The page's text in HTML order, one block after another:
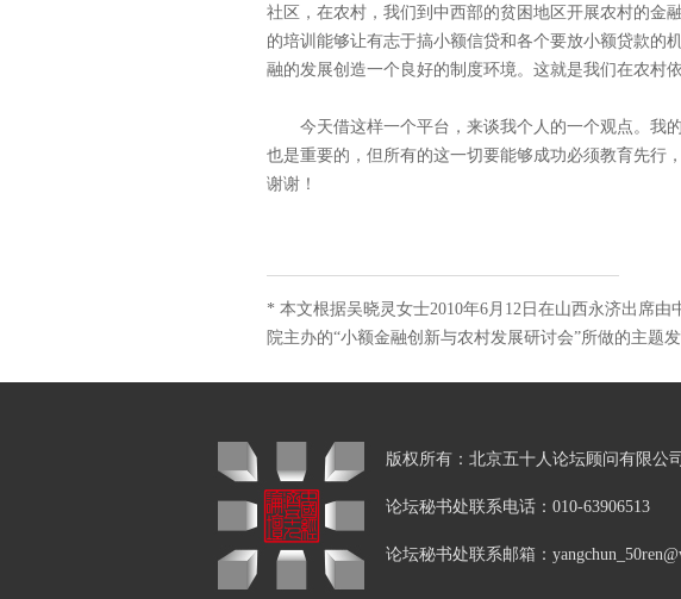
社区，在农村，我们到中西部的贫困地区开展农村的金
的培训能够让有志于搞小额信贷和各个要放小额贷款的
融的发展创造一个良好的制度环境。这就是我们在农村
今天借这样一个平台，来谈我个人的一个观点。我的
也是重要的，但所有的这一切要能够成功必须教育先行
谢谢！
* 本文根据吴晓灵女士2010年6月12日在山西永济出席
院主办的“小额金融创新与农村发展研讨会”所做的主题发
版权所有：北京五十人论坛顾问有限
论坛秘书处联系电话：010-63906513
论坛秘书处联系邮箱：